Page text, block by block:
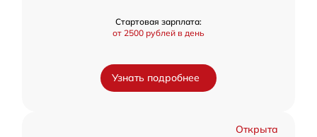
Стартовая зарплата:
от 2500 рублей в день
Узнать подробнее
Открыта